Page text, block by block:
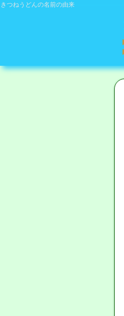
きつねうどんの名前の由来